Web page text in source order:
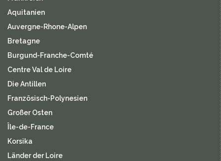
Aquitanien
Auvergne-Rhone-Alpen
Bretagne
Burgund-Franche-Comté
Centre Val de Loire
Die Antillen
Französisch-Polynesien
Großer Osten
Île-de-France
Korsika
Länder der Loire